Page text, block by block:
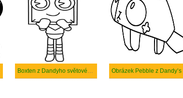
Boxten z Dandyho světového robloxu